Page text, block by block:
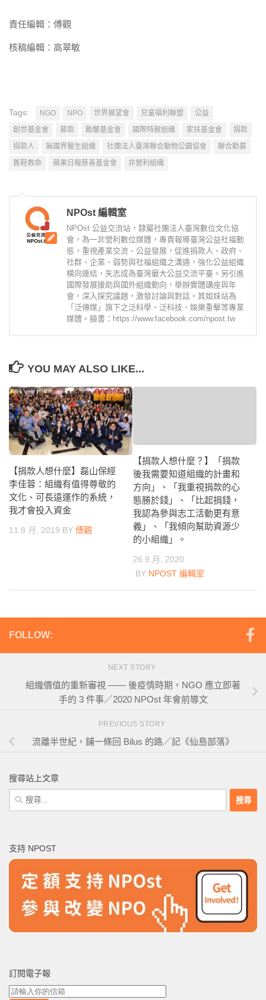
責任編輯：傅觀
核稿編輯：高翠敏
Tags: NGO NPO 世界展望會 兒童福利聯盟
公益
創世基金會
募款 勵馨基金會 國際特赦組織 家扶基金會
捐款
捐款人
無國界醫生組織 社團法人臺灣聯合動物公園協會
聯合勸募
舊鞋救命
蘋果日報慈善基金會 非營利組織
NPOst 編輯室
NPOst 公益交流站，隸屬社團法人臺灣數位文化協
會，為一非營利數位媒體，專責報導臺灣公益社福動
態，重視產業交流、公益發展，促進捐款人、政府、
社群、企業、弱勢與社福組織之溝通，強化公益組織
橫向連結，矢志成為臺灣最大公益交流平臺。另引進
國際發展援助與國外組織動向，舉辦實體講座與年
會，深入探究議題，激發討論與對話。其姐妹站為
「泛傳媒」旗下之泛科學、泛科技、娛樂重擊等專業
媒體。臉書：https://www.facebook.com/npost.tw
YOU MAY ALSO LIKE...
【捐款人想什麼】磊山保經
李佳蓉：組織有值得尊敬的
文化、可長遠運作的系統，
我才會投入資金
11 8 月, 2019 BY 傅觀
【捐款人想什麼？】「捐款
後我需要知道組織的計畫和
方向」、「我重視捐款的心
態勝於錢」、「比起捐錢，
我認為參與志工活動更有意
義」、「我傾向幫助資源少
的小組織」。
26 9 月, 2020
BY NPOST 編輯室
FOLLOW:
NEXT STORY
組織價值的重新審視 —— 後疫情時期，NGO 應立即著
手的 3 件事／2020 NPOst 年會前導文
PREVIOUS STORY
流離半世紀，鋪一條回 Bilus 的路／記《仙島部落》
搜尋站上文章
搜
尋
字:
支持 NPOST
訂閱電子報